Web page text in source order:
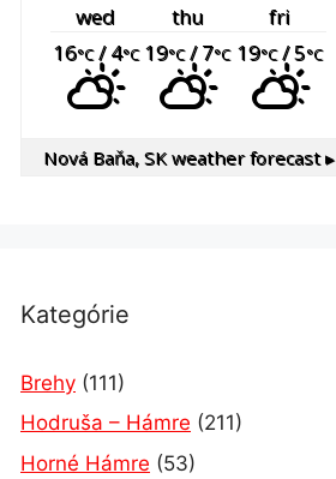
wed thu
fri
16°C/ 4°C 19°C/ 7°C 19°C/ 5°C
Nová Baňa, SKweather forecast ▸
Kategórie
Brehy (111)
Hodruša – Hámre (211)
Horné Hámre (53)